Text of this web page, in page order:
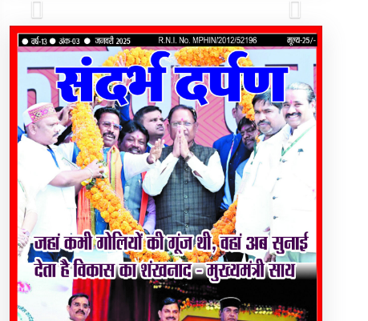
Previous Next